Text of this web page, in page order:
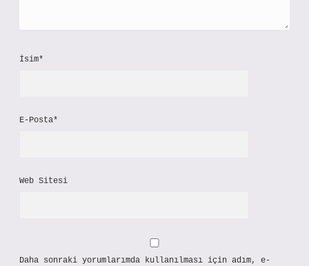
İsim*
E-Posta*
Web Sitesi
Daha sonraki yorumlarımda kullanılması için adım, e-